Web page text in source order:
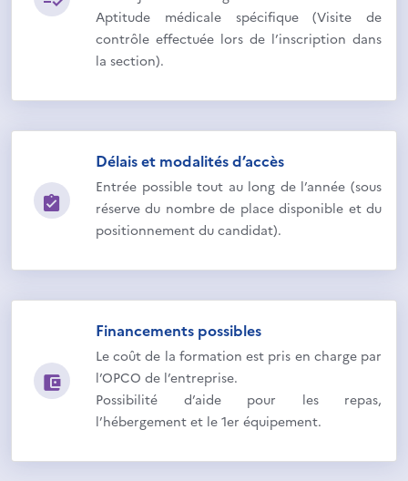
Aptitude médicale spécifique (Visite de
contrôle effectuée lors de l’inscription dans
la section).
Délais et modalités d’accès
Entrée possible tout au long de l’année (sous
réserve du nombre de place disponible et du
positionnement du candidat).
Financements possibles
Le coût de la formation est pris en charge par
l’OPCO de l’entreprise.
Possibilité d’aide pour les repas,
l’hébergement et le 1er équipement.